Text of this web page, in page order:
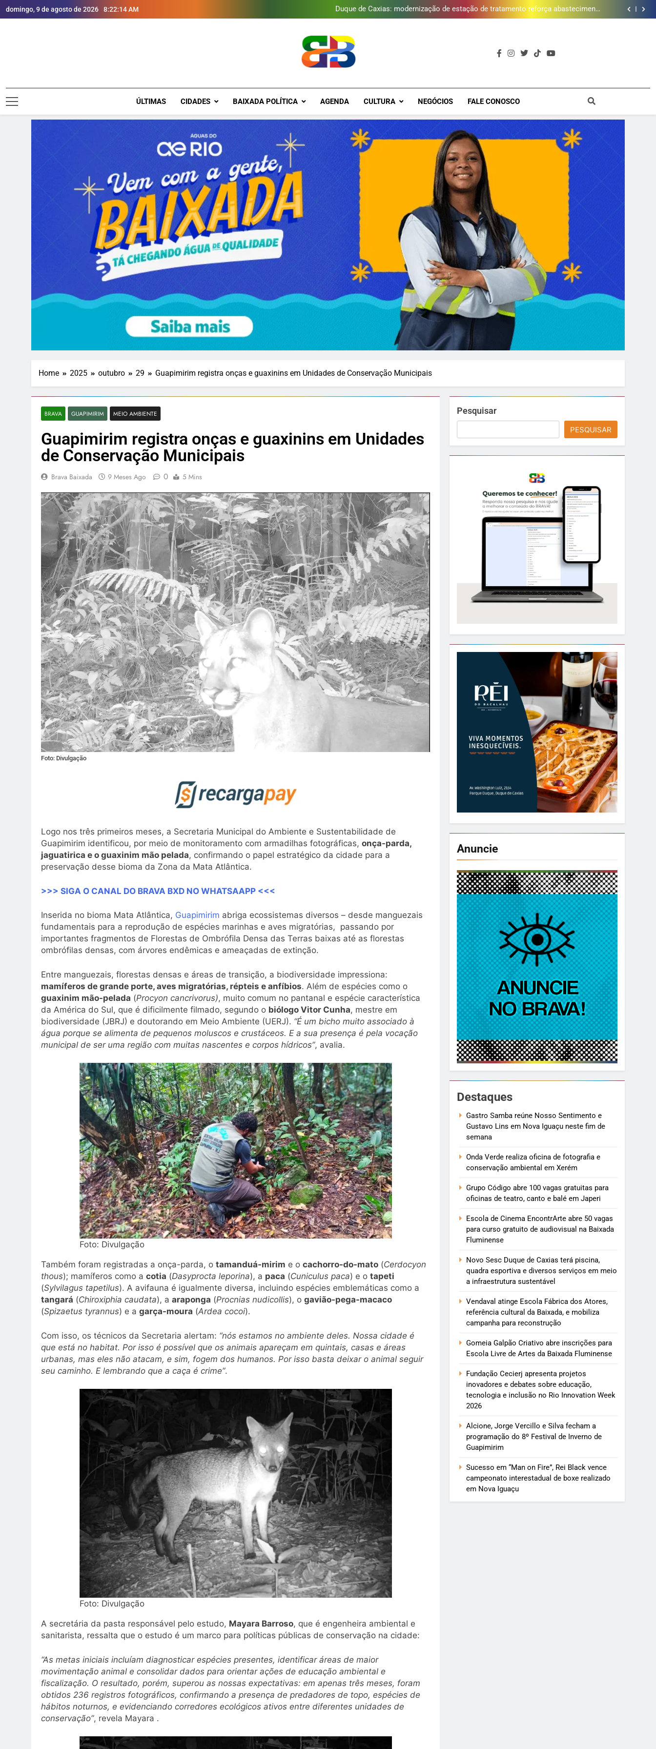
domingo, 9 de agosto de 2026 8:22:16 AM
de água
Guanabara tem diversas opções de vinhos para presentear o seu pai. Descubra
como escolher o que mais combina com ele
Gastro Samba reúne Nosso Sentimento e Gustavo Lins em Nova Iguaçu neste fim
Duque de Caxias: modernização de estação de tratamento reforça abastecimento
Guanabara tem diversas opções de vinhos para presentear o seu pai. Descubra
como escolher o que mais combina com ele
Gastro Samba reúne Nosso Sentimento e Gustavo Lins em Nova Iguaçu neste fim
Brava Baixada
ÚLTIMAS CIDADES BAIXADA POLÍTICA AGENDA CULTURA NEGÓCIOS FALE CONOSCO
Home 2025 outubro 29 Guapimirim registra onças e guaxinins em Unidades de Conservação Municipais
BRAVA GUAPIMIRIM MEIO AMBIENTE
Guapimirim registra onças e guaxinins em Unidades
de Conservação Municipais
Brava Baixada 9 Meses Ago 0 5 Mins
Foto: Divulgação
Logo nos três primeiros meses, a Secretaria Municipal do Ambiente e Sustentabilidade de
Guapimirim identificou, por meio de monitoramento com armadilhas fotográficas, onça-parda,
jaguatirica e o guaxinim mão pelada, confirmando o papel estratégico da cidade para a
preservação desse bioma da Zona da Mata Atlântica.
>>> SIGA O CANAL DO BRAVA BXD NO WHATSAAPP <<<
Inserida no bioma Mata Atlântica, Guapimirim abriga ecossistemas diversos – desde manguezais
fundamentais para a reprodução de espécies marinhas e aves migratórias, passando por
importantes fragmentos de Florestas de Ombrófila Densa das Terras baixas até as florestas
ombrófilas densas, com árvores endêmicas e ameaçadas de extinção.
Entre manguezais, florestas densas e áreas de transição, a biodiversidade impressiona:
mamíferos de grande porte, aves migratórias, répteis e anfíbios. Além de espécies como o
guaxinim mão-pelada (Procyon cancrivorus), muito comum no pantanal e espécie característica
da América do Sul, que é dificilmente filmado, segundo o biólogo Vitor Cunha, mestre em
biodiversidade (JBRJ) e doutorando em Meio Ambiente (UERJ). “É um bicho muito associado à
água porque se alimenta de pequenos moluscos e crustáceos. E a sua presença é pela vocação
municipal de ser uma região com muitas nascentes e corpos hídricos”, avalia.
Foto: Divulgação
Também foram registradas a onça-parda, o tamanduá-mirim e o cachorro-do-mato (Cerdocyon
thous); mamíferos como a cotia (Dasyprocta leporina), a paca (Cuniculus paca) e o tapeti
(Sylvilagus tapetilus). A avifauna é igualmente diversa, incluindo espécies emblemáticas como a
tangará (Chiroxiphia caudata), a araponga (Procnias nudicollis), o gavião-pega-macaco
(Spizaetus tyrannus) e a garça-moura (Ardea cocoi).
Com isso, os técnicos da Secretaria alertam: “nós estamos no ambiente deles. Nossa cidade é
que está no habitat. Por isso é possível que os animais apareçam em quintais, casas e áreas
urbanas, mas eles não atacam, e sim, fogem dos humanos. Por isso basta deixar o animal seguir
seu caminho. E lembrando que a caça é crime”.
Foto: Divulgação
A secretária da pasta responsável pelo estudo, Mayara Barroso, que é engenheira ambiental e
sanitarista, ressalta que o estudo é um marco para políticas públicas de conservação na cidade:
“As metas iniciais incluíam diagnosticar espécies presentes, identificar áreas de maior
movimentação animal e consolidar dados para orientar ações de educação ambiental e
fiscalização. O resultado, porém, superou as nossas expectativas: em apenas três meses, foram
obtidos 236 registros fotográficos, confirmando a presença de predadores de topo, espécies de
hábitos noturnos, e evidenciando corredores ecológicos ativos entre diferentes unidades de
conservação”, revela Mayara .
Pesquisar
PESQUISAR
Anuncie
Destaques
Gastro Samba reúne Nosso Sentimento e
Gustavo Lins em Nova Iguaçu neste fim de
semana
Onda Verde realiza oficina de fotografia e
conservação ambiental em Xerém
Grupo Código abre 100 vagas gratuitas para
oficinas de teatro, canto e balé em Japeri
Escola de Cinema EncontrArte abre 50 vagas
para curso gratuito de audiovisual na Baixada
Fluminense
Novo Sesc Duque de Caxias terá piscina,
quadra esportiva e diversos serviços em meio
a infraestrutura sustentável
Vendaval atinge Escola Fábrica dos Atores,
referência cultural da Baixada, e mobiliza
campanha para reconstrução
Gomeia Galpão Criativo abre inscrições para
Escola Livre de Artes da Baixada Fluminense
Fundação Cecierj apresenta projetos
inovadores e debates sobre educação,
tecnologia e inclusão no Rio Innovation Week
2026
Alcione, Jorge Vercillo e Silva fecham a
programação do 8º Festival de Inverno de
Guapimirim
Sucesso em “Man on Fire”, Rei Black vence
campeonato interestadual de boxe realizado
em Nova Iguaçu